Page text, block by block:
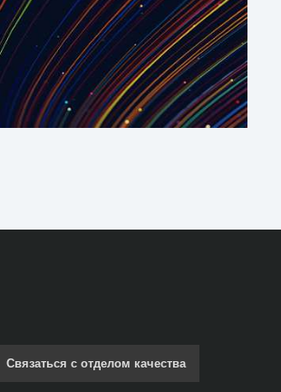
Связаться с отделом качества